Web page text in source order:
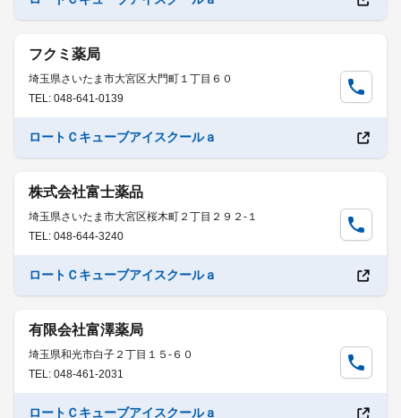
フクミ薬局
埼玉県さいたま市大宮区大門町１丁目６０
TEL: 048-641-0139
ロートＣキューブアイスクールａ
株式会社富士薬品
埼玉県さいたま市大宮区桜木町２丁目２９２-１
TEL: 048-644-3240
ロートＣキューブアイスクールａ
有限会社富澤薬局
埼玉県和光市白子２丁目１５-６０
TEL: 048-461-2031
ロートＣキューブアイスクールａ